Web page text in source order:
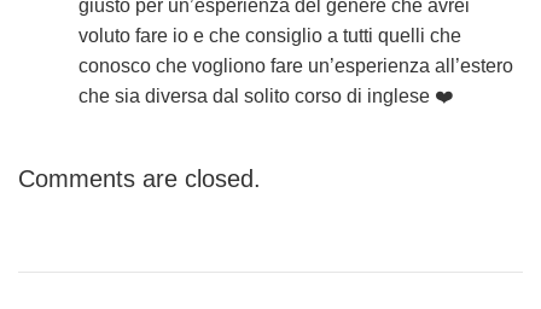
giusto per un’esperienza del genere che avrei
voluto fare io e che consiglio a tutti quelli che
conosco che vogliono fare un’esperienza all’estero
che sia diversa dal solito corso di inglese ❤️
Comments are closed.